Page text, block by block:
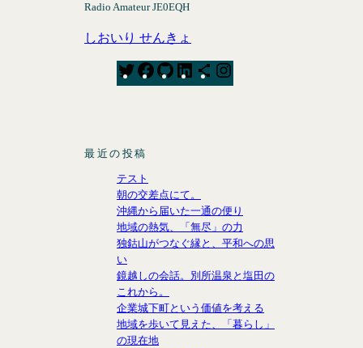
Radio Amateur JE0EQH
しおいり せんきょ
T
w
t
r
F
a
k
G
i
L
i
S
h
o
n
n
a
m
最近の投稿
テスト
朝の交差点にて。
沖縄から届いた一通の便り
地域の熱気、「無尽」の力
独鈷山がつなぐ縁と、平和への思
い
鏡越しの会話。別所温泉と塩田の
これから。
企業城下町という価値を考える
地域を歩いて見えた、「暮らし」
の現在地